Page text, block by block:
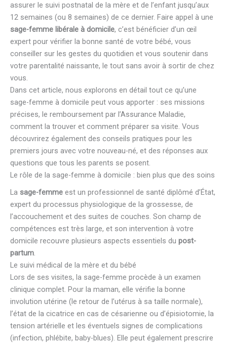
assurer le suivi postnatal de la mère et de l’enfant jusqu’aux
12 semaines (ou 8 semaines) de ce dernier. Faire appel à une
sage-femme libérale à domicile, c’est bénéficier d’un œil
expert pour vérifier la bonne santé de votre bébé, vous
conseiller sur les gestes du quotidien et vous soutenir dans
votre parentalité naissante, le tout sans avoir à sortir de chez
vous.
Dans cet article, nous explorons en détail tout ce qu’une
sage-femme à domicile peut vous apporter : ses missions
précises, le remboursement par l’Assurance Maladie,
comment la trouver et comment préparer sa visite. Vous
découvrirez également des conseils pratiques pour les
premiers jours avec votre nouveau-né, et des réponses aux
questions que tous les parents se posent.
Le rôle de la sage-femme à domicile : bien plus que des soins
La sage-femme est un professionnel de santé diplômé d’État,
expert du processus physiologique de la grossesse, de
l’accouchement et des suites de couches. Son champ de
compétences est très large, et son intervention à votre
domicile recouvre plusieurs aspects essentiels du post-
partum.
Le suivi médical de la mère et du bébé
Lors de ses visites, la sage-femme procède à un examen
clinique complet. Pour la maman, elle vérifie la bonne
involution utérine (le retour de l’utérus à sa taille normale),
l’état de la cicatrice en cas de césarienne ou d’épisiotomie, la
tension artérielle et les éventuels signes de complications
(infection, phlébite, baby-blues). Elle peut également prescrire